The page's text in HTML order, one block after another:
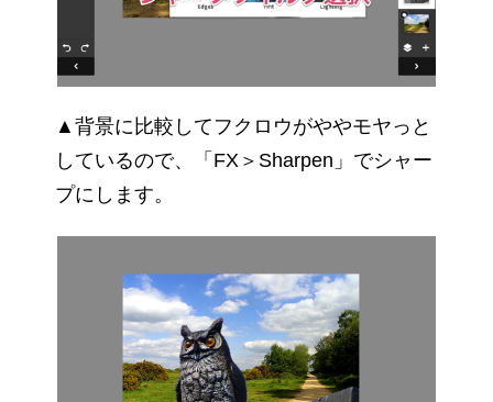
▲背景に比較してフクロウがややモヤっと
しているので、「FX＞Sharpen」でシャー
プにします。